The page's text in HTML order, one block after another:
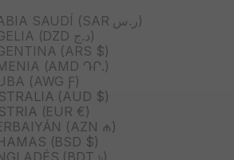
ARABIA SAUDÍ (SAR ر.س)
ARGELIA (DZD د.ج)
(ARS $)
(AMD ԴՐ.)
(AWG Ƒ)
(AUD $)
(EUR €)
(AZN ₼)
(BSD $)